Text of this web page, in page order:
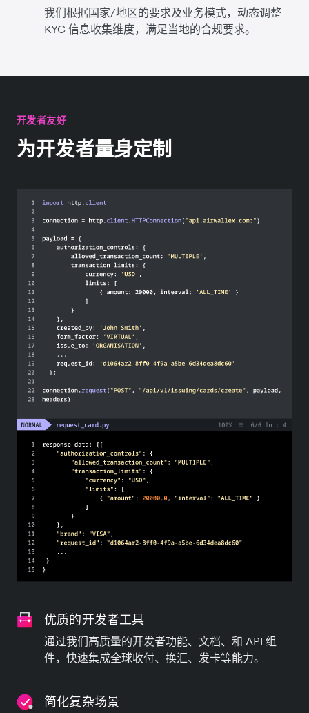
我们根据国家/地区的要求及业务模式，动态调整
KYC 信息收集维度，满足当地的合规要求。
开发者友好
为开发者量身定制
优质的开发者工具
通过我们高质量的开发者功能、文档、和 API 组
件，快速集成全球收付、换汇、发卡等能力。
简化复杂场景